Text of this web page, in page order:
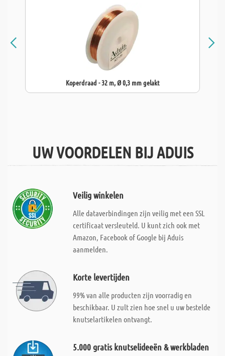
Koperdraad - 32 m, Ø 0,3 mm gelakt
UW VOORDELEN BIJ ADUIS
Veilig winkelen
Alle dataverbindingen zijn veilig met een SSL
certificaat versleuteld. U kunt zich ook met
Amazon, Facebook of Google bij Aduis
aanmelden.
Korte levertijden
99% van alle producten zijn voorradig en
beschikbaar. U zult zien hoe snel u uw bestelde
knutselartikelen ontvangt.
5.000 gratis knutselideeën & werkbladen